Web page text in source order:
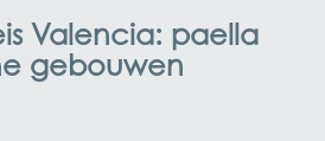
Valencia: paella
gebouwen